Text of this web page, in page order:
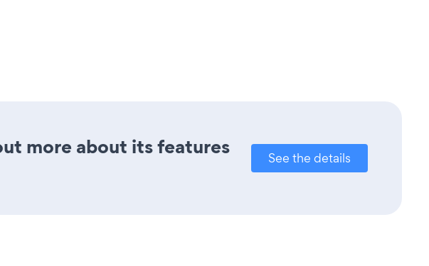
more about its features
See the details